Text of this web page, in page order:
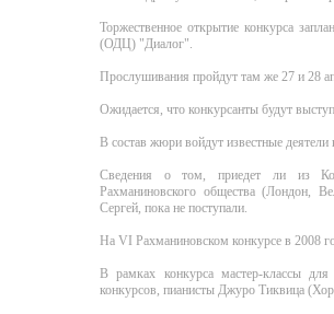
Торжественное открытие конкурса
(ОДЦ) "Диалог".
Прослушивания пройдут там же 27 и 28
Ожидается, что конкурсанты будут
В состав жюри войдут известные деятели
Сведения о том, приедет ли из
Рахманиновского общества (Лондон,
Сергей, пока не поступали.
На VI Рахманиновском конкурсе в 2008
В рамках конкурса мастер-классы
конкурсов, пианисты Джуро Тиквица